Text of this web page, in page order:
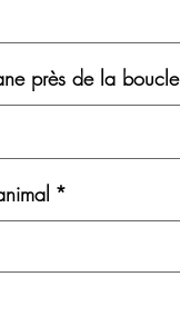
près de la boucle
*